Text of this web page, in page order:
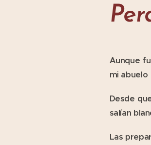
Aunque
mi abuelo
Desde
salían
Las